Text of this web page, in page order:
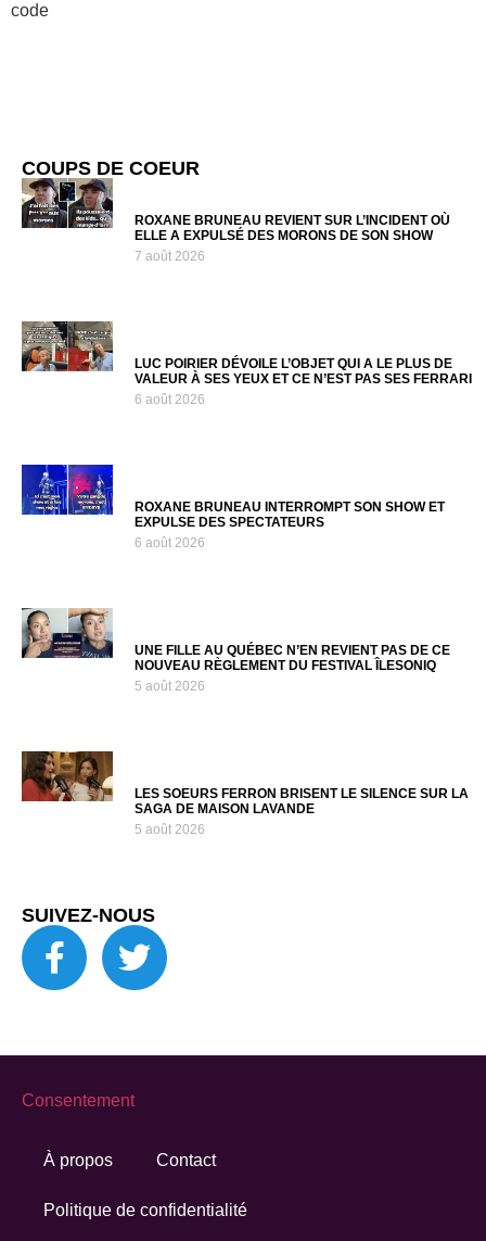
code
COUPS DE COEUR
ROXANE BRUNEAU REVIENT SUR L’INCIDENT OÙ
ELLE A EXPULSÉ DES MORONS DE SON SHOW
7 août 2026
LUC POIRIER DÉVOILE L’OBJET QUI A LE PLUS DE
VALEUR À SES YEUX ET CE N’EST PAS SES FERRARI
6 août 2026
ROXANE BRUNEAU INTERROMPT SON SHOW ET
EXPULSE DES SPECTATEURS
6 août 2026
UNE FILLE AU QUÉBEC N’EN REVIENT PAS DE CE
NOUVEAU RÈGLEMENT DU FESTIVAL ÎLESONIQ
5 août 2026
LES SOEURS FERRON BRISENT LE SILENCE SUR LA
SAGA DE MAISON LAVANDE
5 août 2026
SUIVEZ-NOUS
À propos Contact
Politique de confidentialité
Consentement